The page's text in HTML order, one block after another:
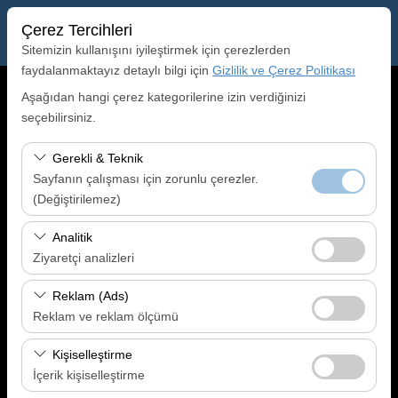
Çerez Tercihleri
Sitemizin kullanışını iyileştirmek için çerezlerden
faydalanmaktayız detaylı bilgi için Gizlilik ve Çerez Politikası
Aşağıdan hangi çerez kategorilerine izin verdiğinizi
seçebilirsiniz.
Gerekli & Teknik
Sayfanın çalışması için zorunlu çerezler.
(Değiştirilemez)
Bu çerezler sitenin doğru şekilde çalışması, güvenlik,
oturum yönetimi ve temel işlevler için gereklidir. Devre
dışı bırakılamaz.
Analitik
Ziyaretçi analizleri
Bu çerezler, sitemizin nasıl kullanıldığını (ziyaretçi sayısı,
en çok ziyaret edilen sayfalar, kullanıcı davranışları)
analiz etmemizi sağlar. Bu veriler, web sitesi
performansını ölçmek ve kullanıcı deneyimini sürekli
iyileştirmek için kullanılır.
Reklam (Ads)
Reklam ve reklam ölçümü
Bu çerezler, size ilgi alanlarınıza uygun kişiselleştirilmiş
reklamlar göstermemize ve reklam kampanyalarımızın
etkinliğini (gösterim sayısı, tıklama oranı) ölçmemize
Kişiselleştirme
İçerik kişiselleştirme
Alış Lokasyonu
Aracı farklı bir lokasyona bırakacağım
Kayseri Havalimanı (ASR)
Alış Tarih & Saat
Bırakış Tarih & Saat
09:00
Ara